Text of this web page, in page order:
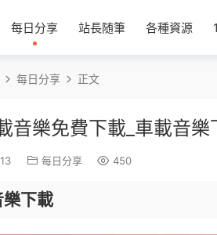
每日分享 站長随筆 各種資源
每日分享 正文
音樂免費下載_車載音樂
每日分享 450
下載